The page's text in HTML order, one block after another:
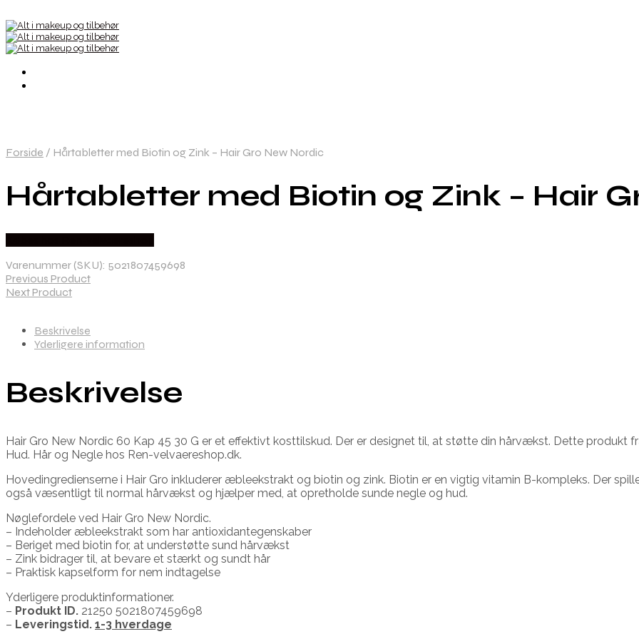
Forside / Hårtabletter med Biotin og Zink – Hair Gro New Nordic
Hårtabletter med Biotin og Zink – Hair
Varenummer (SKU): 5021807459698
Previous Product
Next Product
Beskrivelse
Yderligere information
Beskrivelse
Hair Gro New Nordic 60 Kap 45 30 G er et effektivt kosttilskud. Der er designet til, at støtte din hårvækst. Dette produkt
Hud. Hår og Negle hos Ren-velvaereshop.dk.
Hovedingredienserne i Hair Gro inkluderer æbleekstrakt og biotin og zink. Biotin er en vigtig vitamin B-kompleks. Der
også væsentligt til normal hårvækst og hjælper med, at opretholde sunde negle og hud.
Nøglefordele ved Hair Gro New Nordic.
– Indeholder æbleekstrakt som har antioxidantegenskaber
– Beriget med biotin for, at understøtte sund hårvækst
– Zink bidrager til, at bevare et stærkt og sundt hår
– Praktisk kapselform for nem indtagelse
Yderligere produktinformationer.
– Produkt ID. 21250 5021807459698
– Leveringstid. 1-3 hverdage